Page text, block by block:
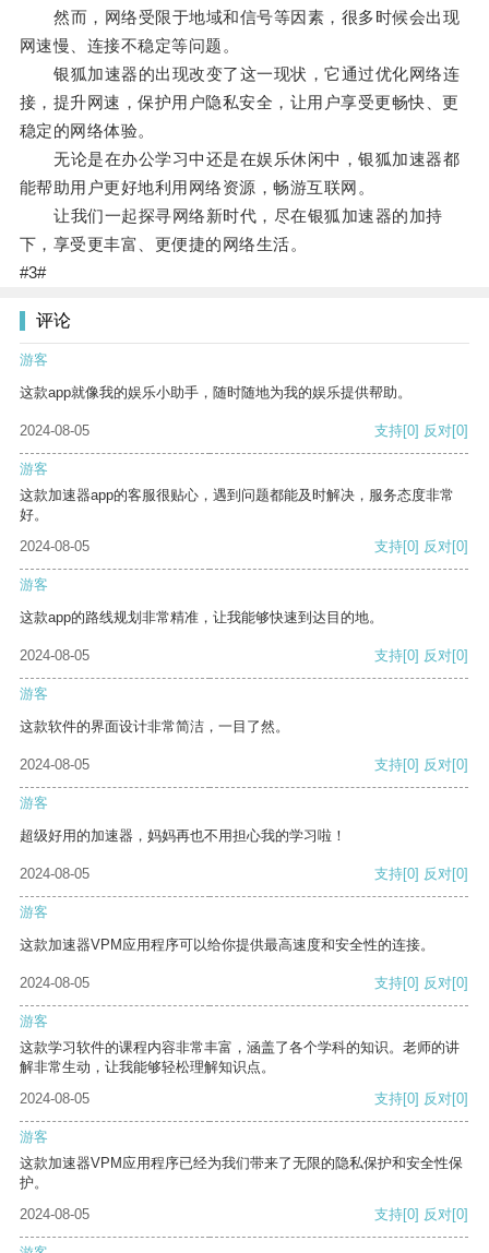
然而，网络受限于地域和信号等因素，很多时候会出现
网速慢、连接不稳定等问题。
银狐加速器的出现改变了这一现状，它通过优化网络连
接，提升网速，保护用户隐私安全，让用户享受更畅快、更
稳定的网络体验。
无论是在办公学习中还是在娱乐休闲中，银狐加速器都
能帮助用户更好地利用网络资源，畅游互联网。
让我们一起探寻网络新时代，尽在银狐加速器的加持
下，享受更丰富、更便捷的网络生活。
#3#
评论
游客
这款app就像我的娱乐小助手，随时随地为我的娱乐提供帮助。
2024-08-05 支持[0] 反对[0]
游客
这款加速器app的客服很贴心，遇到问题都能及时解决，服务态度非常
好。
2024-08-05
支持[0] 反对[0]
游客
这款app的路线规划非常精准，让我能够快速到达目的地。
2024-08-05 支持[0] 反对[0]
游客
这款软件的界面设计非常简洁，一目了然。
2024-08-05 支持[0] 反对[0]
游客
超级好用的加速器，妈妈再也不用担心我的学习啦！
2024-08-05 支持[0] 反对[0]
游客
这款加速器VPM应用程序可以给你提供最高速度和安全性的连接。
2024-08-05 支持[0] 反对[0]
游客
这款学习软件的课程内容非常丰富，涵盖了各个学科的知识。老师的讲
解非常生动，让我能够轻松理解知识点。
2024-08-05
支持[0] 反对[0]
游客
这款加速器VPM应用程序已经为我们带来了无限的隐私保护和安全性保
护。
2024-08-05
支持[0] 反对[0]